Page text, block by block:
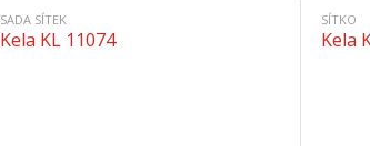
SADA SÍTEK
Kela KL 11074
SÍTKO
Kela